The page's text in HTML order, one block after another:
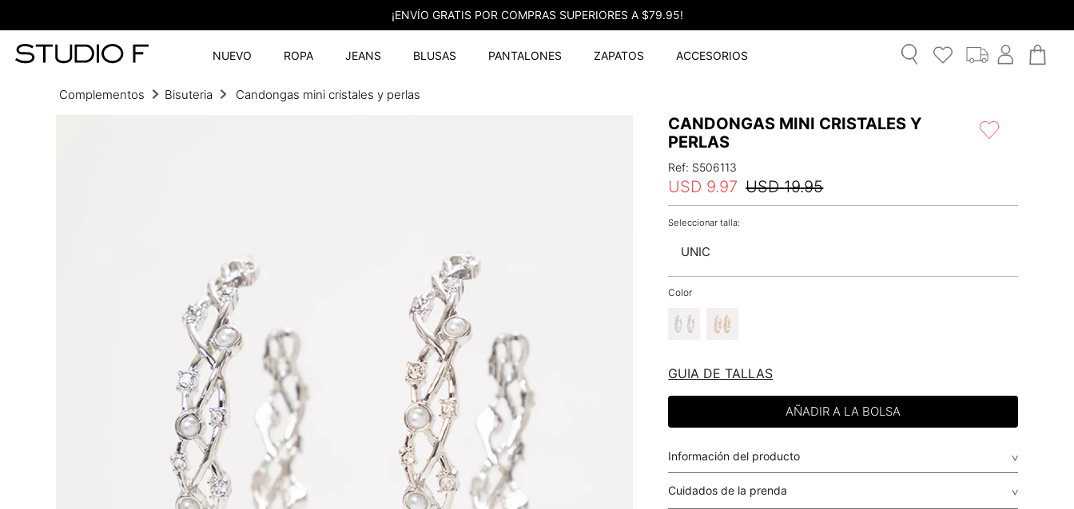
¡ENVÍO GRATIS POR COMPRAS SUPERIORES A $79.95!
NUEVO ROPA JEANS BLUSAS PANTALONES ZAPATOS ACCESORIOS
Complementos Bisuteria Candongas mini cristales y perlas
CANDONGAS MINI CRISTALES Y
PERLAS
Ref: S506113
USD 19.95
USD 9.97
UNIC
Color
GUIA DE TALLAS
Información del producto
Cuidados de la prenda